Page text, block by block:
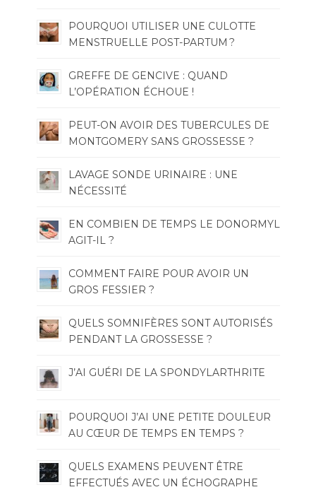
POURQUOI UTILISER UNE CULOTTE
MENSTRUELLE POST-PARTUM ?
GREFFE DE GENCIVE : QUAND
L’OPÉRATION ÉCHOUE !
PEUT-ON AVOIR DES TUBERCULES DE
MONTGOMERY SANS GROSSESSE ?
LAVAGE SONDE URINAIRE : UNE
NÉCESSITÉ
EN COMBIEN DE TEMPS LE DONORMYL
AGIT-IL ?
COMMENT FAIRE POUR AVOIR UN
GROS FESSIER ?
QUELS SOMNIFÈRES SONT AUTORISÉS
PENDANT LA GROSSESSE ?
J’AI GUÉRI DE LA SPONDYLARTHRITE
POURQUOI J’AI UNE PETITE DOULEUR
AU CŒUR DE TEMPS EN TEMPS ?
QUELS EXAMENS PEUVENT ÊTRE
EFFECTUÉS AVEC UN ÉCHOGRAPHE